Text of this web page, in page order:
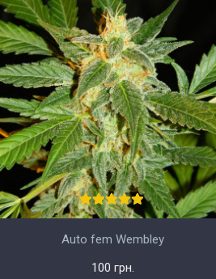
Auto fem Wembley
100 грн.